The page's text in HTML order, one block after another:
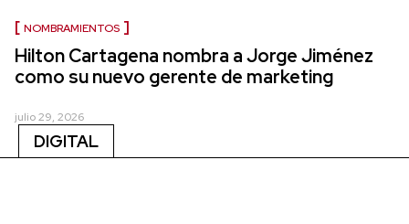
NOMBRAMIENTOS
Hilton Cartagena nombra a Jorge Jiménez
como su nuevo gerente de marketing
julio 29, 2026
DIGITAL